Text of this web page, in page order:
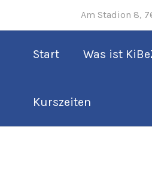
Am Stadion 8,
Start Was ist
Kurszeiten